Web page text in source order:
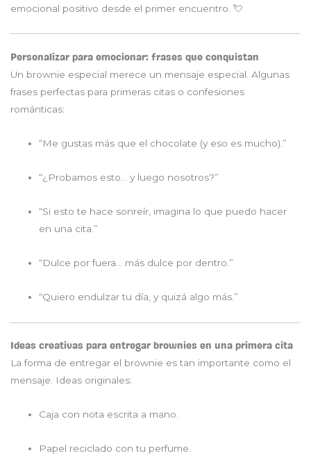
emocional positivo desde el primer encuentro. 💘
Personalizar para emocionar: frases que conquistan
Un brownie especial merece un mensaje especial. Algunas
frases perfectas para primeras citas o confesiones
románticas:
“Me gustas más que el chocolate (y eso es mucho).”
“¿Probamos esto… y luego nosotros?”
“Si esto te hace sonreír, imagina lo que puedo hacer
en una cita.”
“Dulce por fuera… más dulce por dentro.”
“Quiero endulzar tu día, y quizá algo más.”
Ideas creativas para entregar brownies en una primera cita
La forma de entregar el brownie es tan importante como el
mensaje. Ideas originales:
Caja con nota escrita a mano.
Papel reciclado con tu perfume.